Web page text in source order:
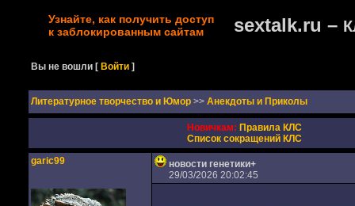
Узнайте, как получить доступ
к заблокированным сайтам
sextalk.ru –
Вы не вошли [Войти ]
Литературное творчество и Юмор >> Анекдоты и Приколы
Новичкам: Правила КЛС
Список сокращений КЛС
garic99
новости генетики+
29/03/2026 20:02:45